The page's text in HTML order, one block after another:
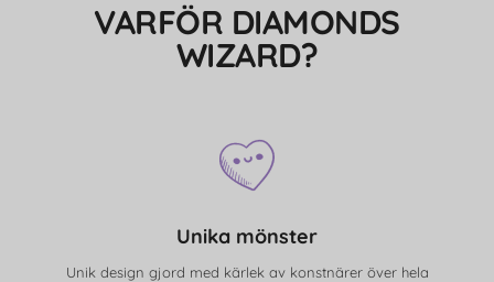
VARFÖR DIAMONDS
WIZARD?
Unika mönster
Unik design gjord med kärlek av konstnärer över hela